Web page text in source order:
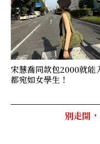
宋慧喬同款包2000就能
都宛如女學生！
別走開